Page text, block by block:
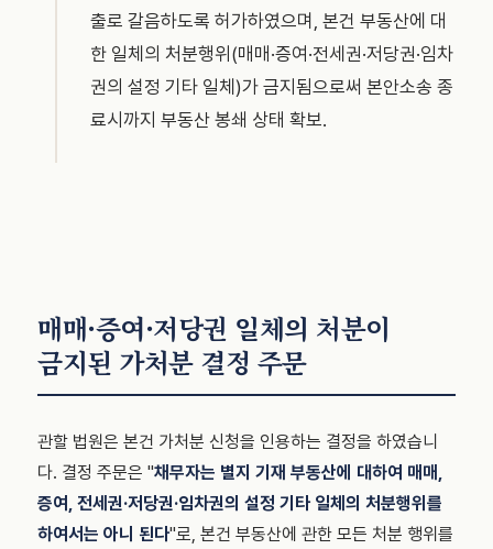
출로 갈음하도록 허가하였으며, 본건 부동산에 대
한 일체의 처분행위(매매·증여·전세권·저당권·임차
권의 설정 기타 일체)가 금지됨으로써 본안소송 종
료시까지 부동산 봉쇄 상태 확보.
매매·증여·저당권 일체의 처분이
금지된 가처분 결정 주문
관할 법원은 본건 가처분 신청을 인용하는 결정을 하였습니
다. 결정 주문은 "채무자는 별지 기재 부동산에 대하여 매매,
증여, 전세권·저당권·임차권의 설정 기타 일체의 처분행위를
하여서는 아니 된다"로, 본건 부동산에 관한 모든 처분 행위를